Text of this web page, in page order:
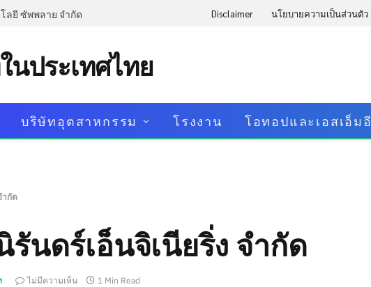
ลยี ซัพพลาย จำกัด Disclaimer นโยบายความเป็นส่วนตัว
ประเทศไทย
บริษัทอุตสาหกรรม โรงงาน โอทอปและเอสเอ็มอี
ำกัด
นดร์เอ็นจิเนียริ่ง จำกัด
ไม่มีความเห็น 1 Min Read